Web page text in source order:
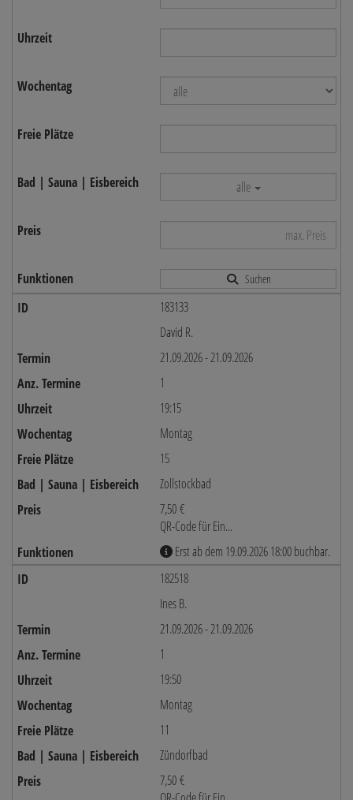
alle
Suchen
183133
David R.
21.09.2026 - 21.09.2026
1
19:15
Montag
15
Zollstockbad
7,50 €
QR-Code für Ein...
Erst ab dem 19.09.2026 18:00 buchbar.
182518
Ines B.
21.09.2026 - 21.09.2026
1
19:50
Montag
11
Zündorfbad
7,50 €